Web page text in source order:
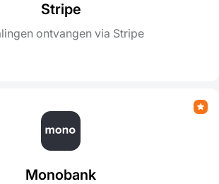
Stripe
ontvangen via Stripe
Monobank